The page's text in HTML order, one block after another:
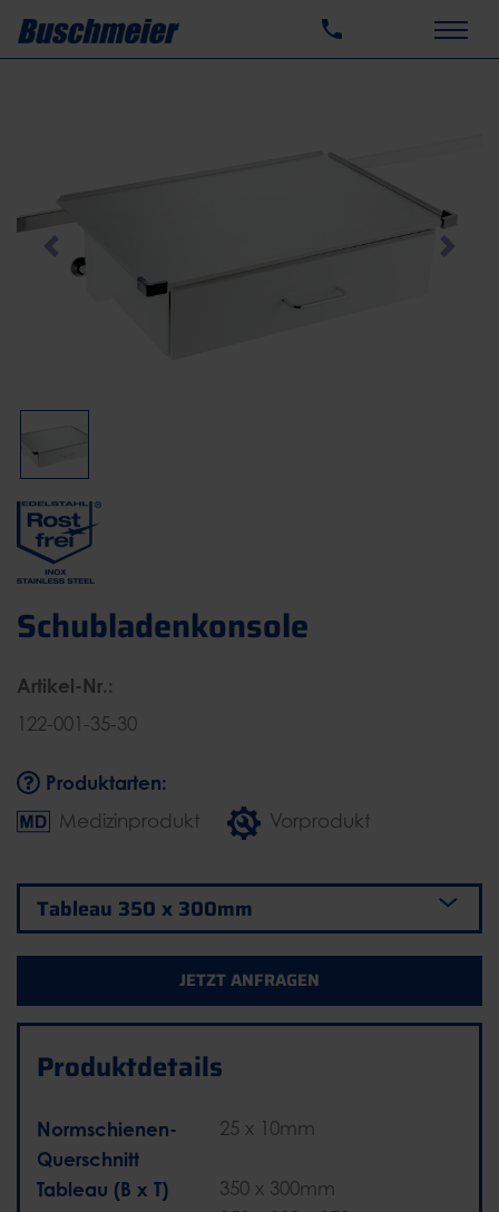
Previous Next
Schubladenkonsole
Artikel-Nr.:
122-001-35-30
Produktarten:
Medizinprodukt Vorprodukt
JETZT ANFRAGEN
Produktdetails
Normschienen-
Querschnitt
25 x 10mm
Tableau (B x T) 350 x 300mm